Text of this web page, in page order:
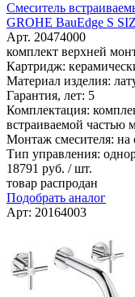
Смеситель
GROHE BauEdge S
Арт. 20474000
комплект верхней
Картридж:
Материал изделия:
Гарантия, лет: 5
Комплектация:
встраиваемой частью
Монтаж смесителя: на
Тип управления:
18791 руб. / шт.
товар распродан
Подобрать аналог
Арт: 20164003